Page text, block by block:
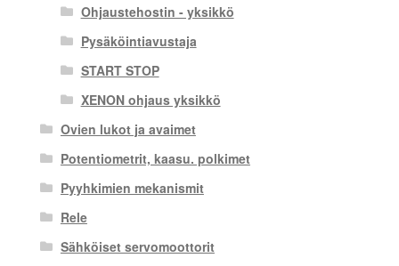
Ohjaustehostin - yksikkö
Pysäköintiavustaja
START STOP
XENON ohjaus yksikkö
Ovien lukot ja avaimet
Potentiometrit, kaasu. polkimet
Pyyhkimien mekanismit
Rele
Sähköiset servomoottorit